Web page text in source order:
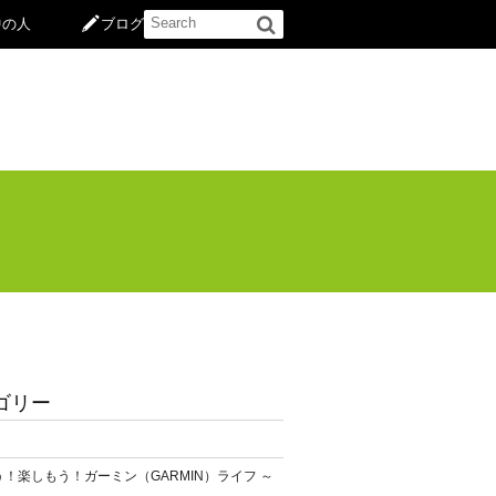
人 ブログ
リー
！楽しもう！ガーミン（GARMIN）ライフ ～